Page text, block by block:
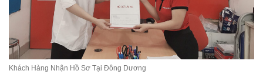
Khách Hàng Nhận Hồ Sơ Tại Đông Dương